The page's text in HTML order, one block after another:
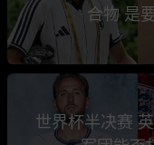
合物 是
世界杯半决赛